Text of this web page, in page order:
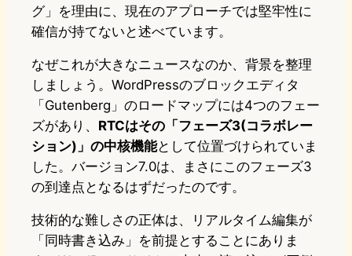
グ」を理由に、現在のアプローチでは堅牢性に
確信が持てないと述べています。
なぜこれが大きなニュースなのか、背景を整理
しましょう。WordPressのブロックエディタ
「Gutenberg」のロードマップには4つのフェー
ズがあり、 RTCはその「フェーズ3(コラボレー
ション)」の中核機能として位置づけられていま
した。バージョン7.0は、まさにこのフェーズ3
の到達点となるはずだったのです。
技術的な難しさの正体は、リアルタイム編集が
「同時書き込み」を前提とすることにありま